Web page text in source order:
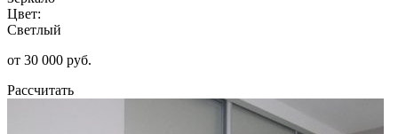
Цвет:
Светлый
от 30 000 руб.
Рассчитать